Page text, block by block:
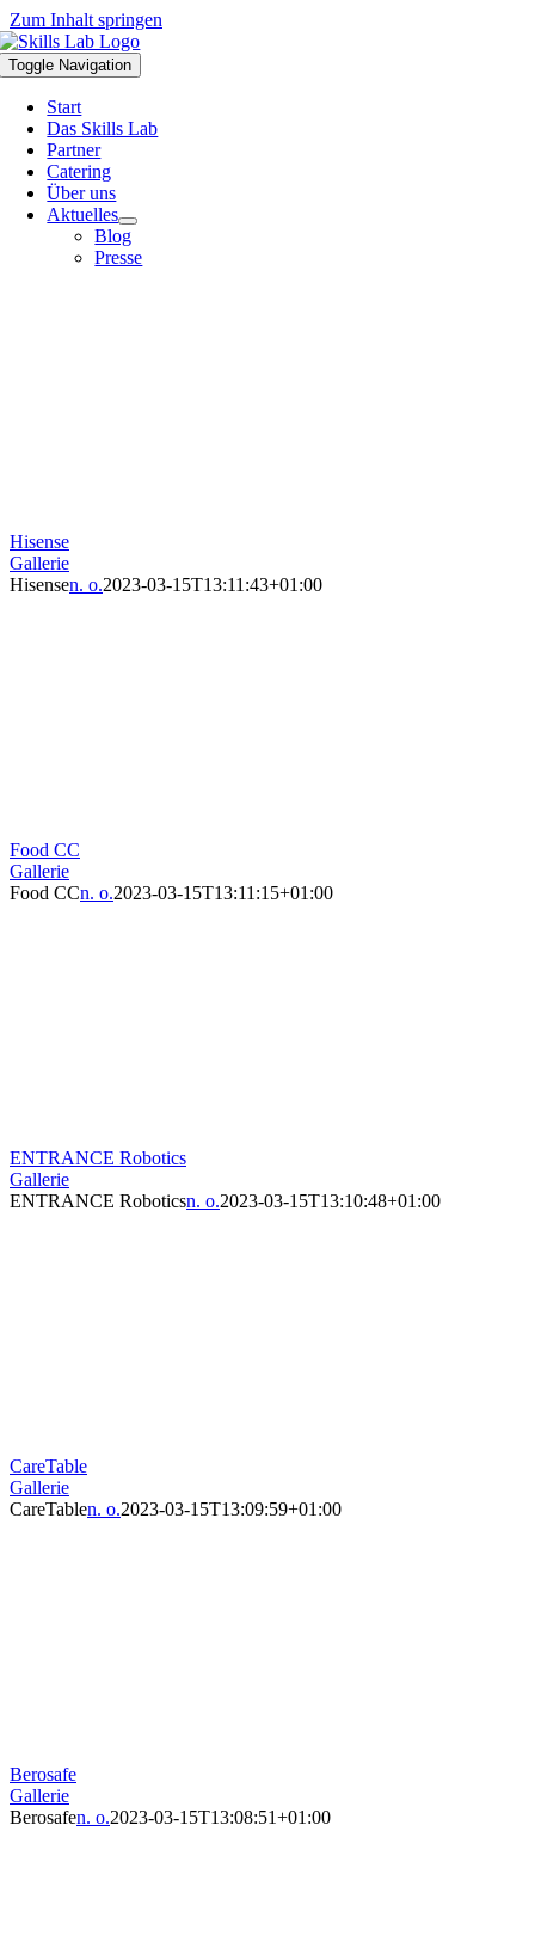
Zum Inhalt springen
Toggle Navigation
Start
Das Skills Lab
Partner
Catering
Über uns
Aktuelles
Blog
Presse
Hisense
Gallerie
Hisensen. o.2023-03-15T13:11:43+01:00
Food CC
Gallerie
Food CCn. o.2023-03-15T13:11:15+01:00
ENTRANCE Robotics
Gallerie
ENTRANCE Roboticsn. o.2023-03-15T13:10:48+01:00
CareTable
Gallerie
CareTablen. o.2023-03-15T13:09:59+01:00
Berosafe
Gallerie
Berosafen. o.2023-03-15T13:08:51+01:00